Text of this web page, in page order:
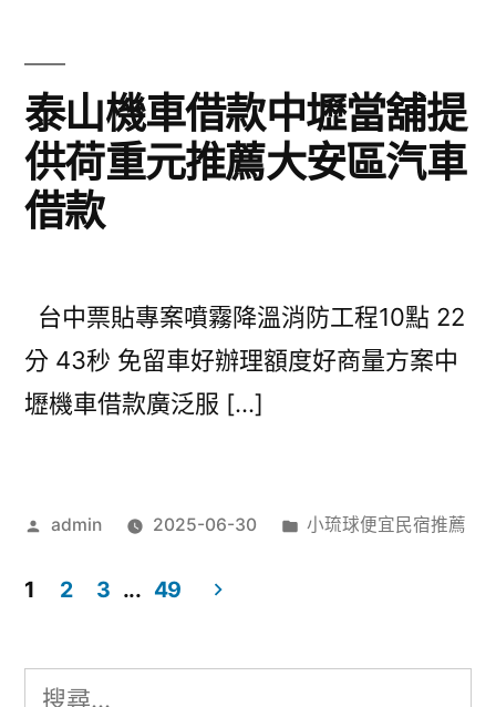
泰山機車借款中壢當舖提
供荷重元推薦大安區汽車
借款
台中票貼專案噴霧降溫消防工程10點 22
分 43秒 免留車好辦理額度好商量方案中
壢機車借款廣泛服 […]
作
admin 2025-06-30
分
小琉球便宜民宿推薦
1 2 3 ... 49
搜